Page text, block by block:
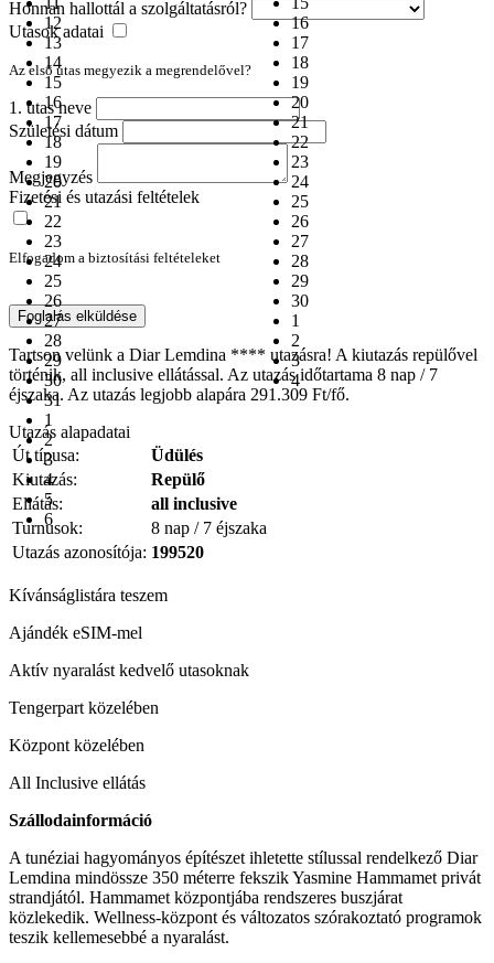
12
13
14
15
16
17
18
19
20
21
22
23
24
25
26
27
28
29
30
31
1
2
3
4
5
6
16
17
18
19
20
21
22
23
24
25
26
27
28
29
30
1
2
3
4
Honnan hallottál a szolgáltatásról?
Utasok adatai
Az első utas megyezik a megrendelővel?
1. utas neve
Születési dátum
Megjegyzés
Fizetési és utazási feltételek
Elfogadom a biztosítási feltételeket
Foglalás elküldése
Tartson velünk a Diar Lemdina **** utazásra! A kiutazás repülővel
történik, all inclusive ellátással. Az utazás időtartama 8 nap / 7
éjszaka. Az utazás legjobb alapára 291.309 Ft/fő.
Utazás alapadatai
Út típusa:
Üdülés
Kiutazás:
Repülő
Ellátás:
all inclusive
Turnusok:
8 nap / 7 éjszaka
Utazás azonosítója: 199520
Kívánságlistára teszem
Ajándék eSIM-mel
Aktív nyaralást kedvelő utasoknak
Tengerpart közelében
Központ közelében
All Inclusive ellátás
Szállodainformáció
A tunéziai hagyományos építészet ihletette stílussal rendelkező Diar
Lemdina mindössze 350 méterre fekszik Yasmine Hammamet privát
strandjától. Hammamet központjába rendszeres buszjárat
közlekedik. Wellness-központ és változatos szórakoztató programok
teszik kellemesebbé a nyaralást.